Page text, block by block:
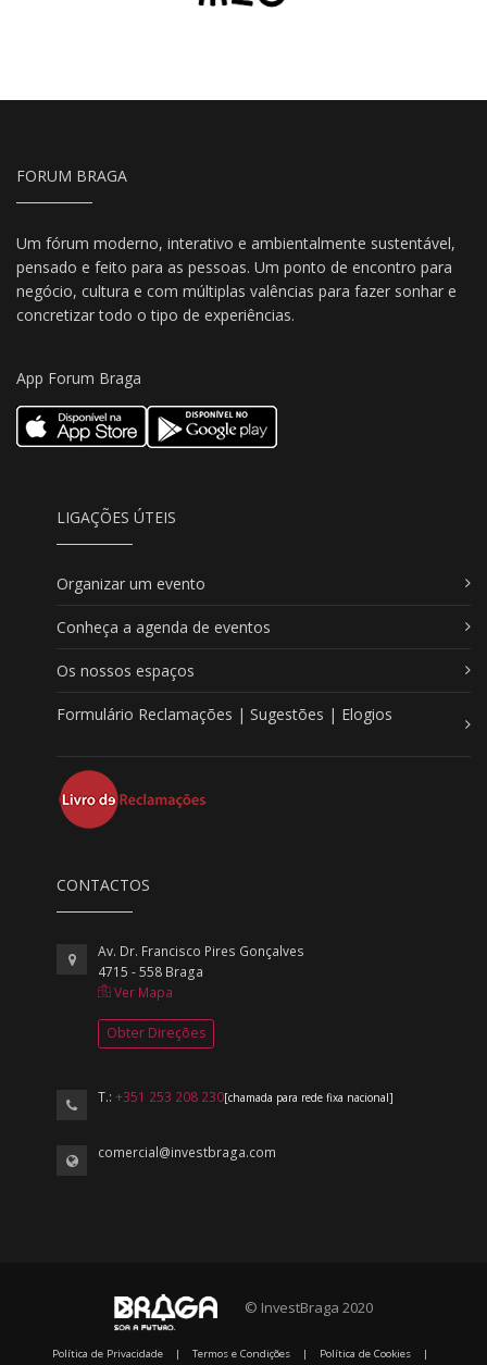
FORUM BRAGA
Um fórum moderno, interativo e ambientalmente sustentável,
pensado e feito para as pessoas. Um ponto de encontro para
negócio, cultura e com múltiplas valências para fazer sonhar e
concretizar todo o tipo de experiências.
App Forum Braga
LIGAÇÕES ÚTEIS
Organizar um evento
Conheça a agenda de eventos
Os nossos espaços
Formulário Reclamações | Sugestões | Elogios
CONTACTOS
Av. Dr. Francisco Pires Gonçalves
4715 - 558 Braga
Ver Mapa
Obter Direções
T.:+351 253 208 230[chamada para rede fixa nacional]
comercial@investbraga.com
© InvestBraga 2020
Política de Privacidade | Termos e Condições | Política de Cookies |